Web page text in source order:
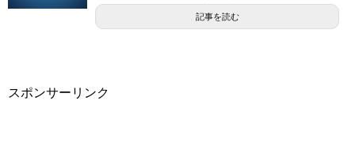
記事を読む
スポンサーリンク